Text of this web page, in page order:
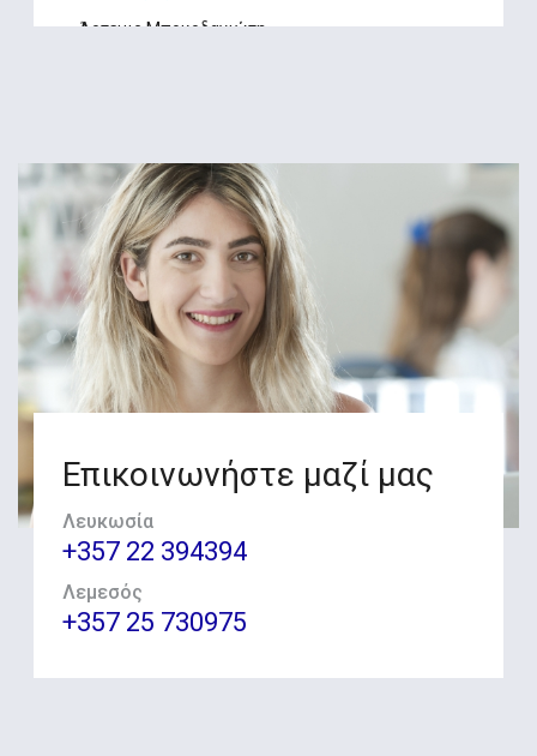
Άρτεμις Μπουρδανιώτη
Επικοινωνήστε μαζί μας
Λευκωσία
+357 22 394394
Λεμεσός
+357 25 730975